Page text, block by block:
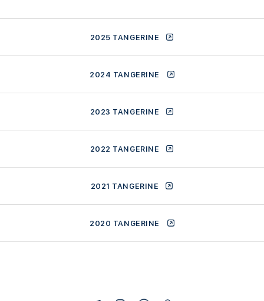
2025 TANGERINE
2024 TANGERINE
2023 TANGERINE
2022 TANGERINE
2021 TANGERINE
2020 TANGERINE